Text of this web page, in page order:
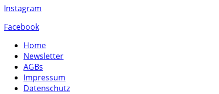
Instagram
Facebook
Home
Newsletter
AGBs
Impressum
Datenschutz